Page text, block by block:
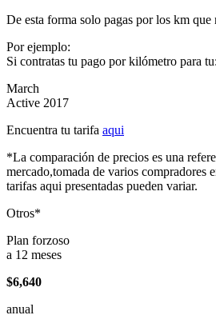
De esta forma solo pagas por los km que
Por ejemplo:
Si contratas tu pago por kilómetro para tu:
March
Active 2017
Encuentra tu tarifa aqui
*La comparación de precios es una
mercado,tomada de varios compradores
tarifas aqui presentadas pueden variar.
Otros*
Plan forzoso
a 12 meses
$6,640
anual